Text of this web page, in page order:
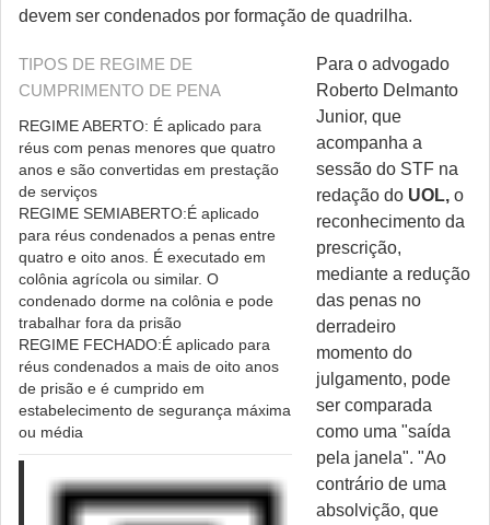
devem ser condenados por formação de quadrilha.
TIPOS DE REGIME DE
CUMPRIMENTO DE PENA
REGIME ABERTO: É aplicado para
réus com penas menores que quatro
anos e são convertidas em prestação
de serviços
REGIME SEMIABERTO:É aplicado
para réus condenados a penas entre
quatro e oito anos. É executado em
colônia agrícola ou similar. O
condenado dorme na colônia e pode
trabalhar fora da prisão
REGIME FECHADO:É aplicado para
réus condenados a mais de oito anos
de prisão e é cumprido em
estabelecimento de segurança máxima
ou média
Para o advogado
Roberto Delmanto
Junior, que
acompanha a
sessão do STF na
redação do UOL, o
reconhecimento da
prescrição,
mediante a redução
das penas no
derradeiro
momento do
julgamento, pode
ser comparada
como uma "saída
pela janela". "Ao
contrário de uma
absolvição, que